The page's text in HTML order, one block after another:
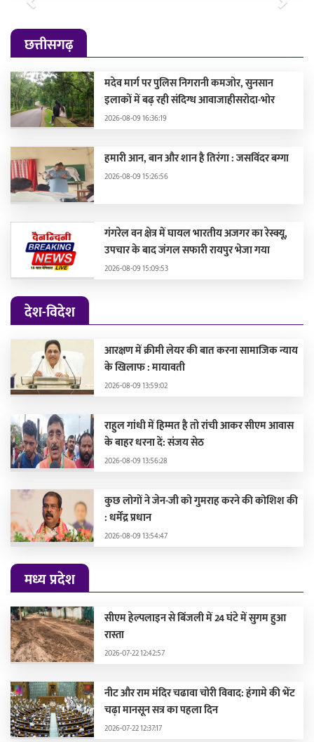
Previous
Next
छत्तीसगढ़
मदेव मार्ग पर पुलिस निगरानी कमजोर, सुनसान
इलाकों में बढ़ रही संदिग्ध आवाजाहीसरोदा-भोर
2026-08-09 16:36:19
हमारी आन, बान और शान है तिरंगा : जसविंदर बग्गा
2026-08-09 15:26:56
गंगरेल वन क्षेत्र में घायल भारतीय अजगर का रेस्क्यू,
उपचार के बाद जंगल सफारी रायपुर भेजा गया
2026-08-09 15:09:53
देश-विदेश
आरक्षण में क्रीमी लेयर की बात करना सामाजिक न्याय
के खिलाफ : मायावती
2026-08-09 13:59:02
राहुल गांधी में हिम्मत है तो रांची आकर सीएम आवास
के बाहर धरना दें: संजय सेठ
2026-08-09 13:56:28
कुछ लोगों ने जेन-जी को गुमराह करने की कोशिश की
: धर्मेंद्र प्रधान
2026-08-09 13:54:47
मध्य प्रदेश
सीएम हेल्पलाइन से बिंजली में 24 घंटे में सुगम हुआ
रास्ता
2026-07-22 12:42:57
नीट और राम मंदिर चढावा चोरी विवाद: हंगामे की भेंट
चढ़ा मानसून सत्र का पहला दिन
2026-07-22 12:37:17